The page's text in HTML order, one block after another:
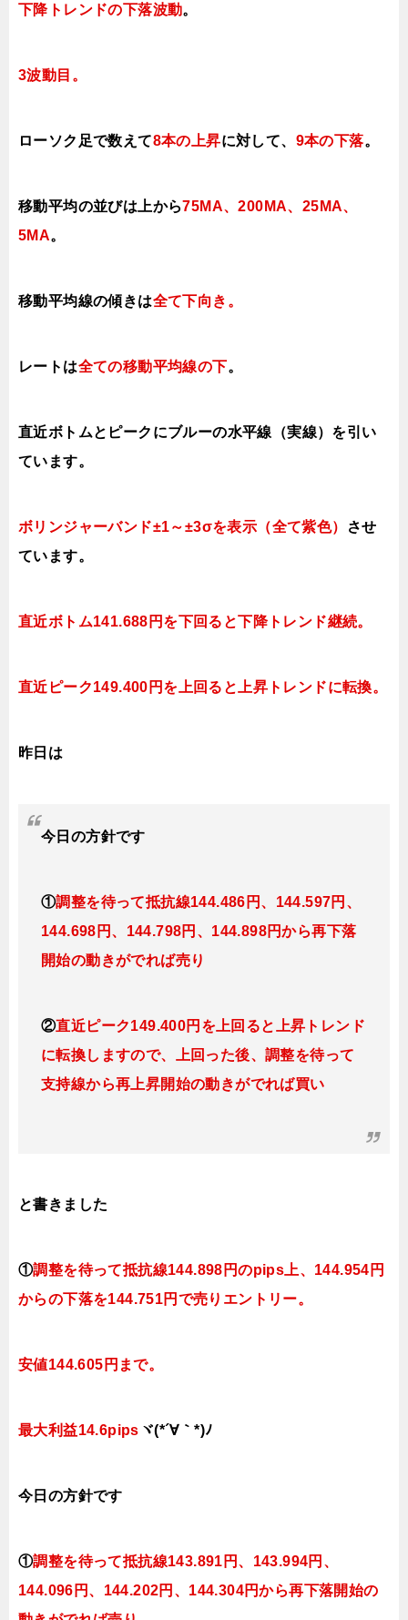
下降トレンドの下落波動。
3波動目。
ローソク足で数えて8本の上昇に対して、 9本の下落。
移動平均の並びは上から75MA、200MA、25MA、
5MA。
移動平均線の傾きは全て下向き。
レートは全ての移動平均線の下。
直近ボトムとピークにブルーの水平線（実線）を引い
ています。
ボリンジャーバンド±1～±3σを表示（全て紫色）
させ
ています。
直近ボトム141.688円を下回ると下降トレンド継続。
直近ピーク149.400円を上回ると上昇トレンドに転換。
昨日は
今日 の方針です
①調整を待って抵抗線144.486 円、144.597円 、
144.698円、144.798円、144.898円から再下落
開始の動きがでれば売り
②直近ピーク149.400円を上回ると上昇トレンド
に転換しますので、上回った後、調整を待って
支持線から再上昇開始の動きがでれば買い
と書きました
①調整を待って抵抗線144.898円のpips上、144.954円
からの下落を144.751円で売りエントリー。
安値144.605円まで。
最大利益14.6pips ヾ(*´∀｀*)ﾉ
今日 の方針です
①調整を待って抵抗線143.891 円、143.994円 、
144.096円、144.202円、144.304円から再下落開始の